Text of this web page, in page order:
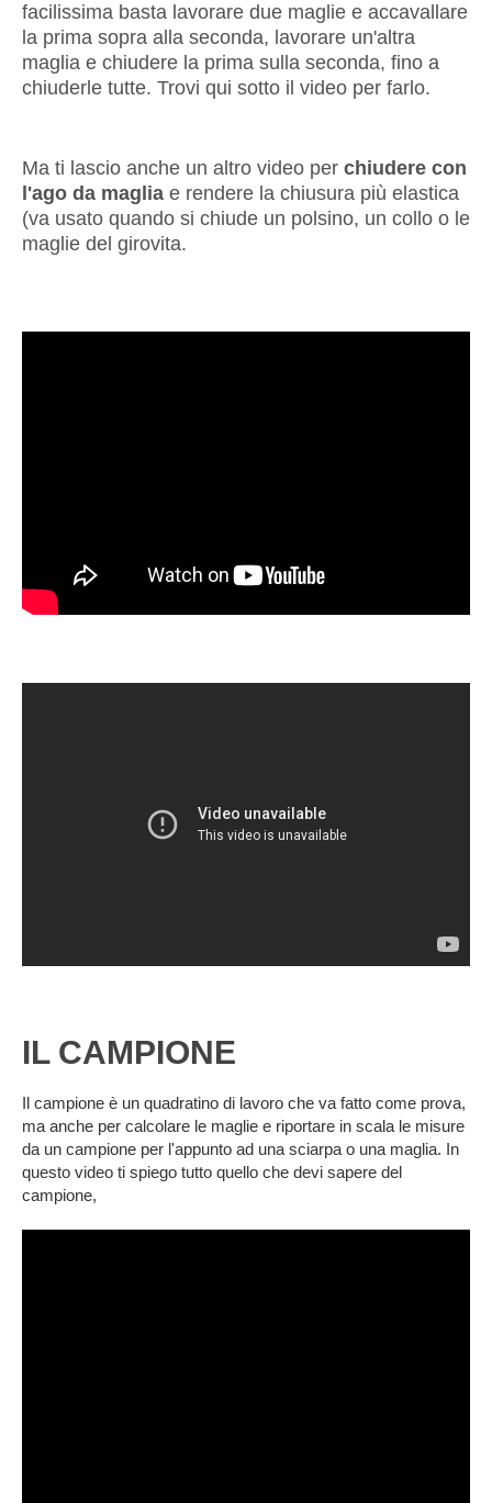
facilissima basta lavorare due maglie e accavallare
la prima sopra alla seconda, lavorare un'altra
maglia e chiudere la prima sulla seconda, fino a
chiuderle tutte. Trovi qui sotto il video per farlo.
Ma ti lascio anche un altro video per chiudere con
l'ago da maglia e rendere la chiusura più elastica
(va usato quando si chiude un polsino, un collo o le
maglie del girovita.
IL CAMPIONE
Il campione è un quadratino di lavoro che va fatto come prova,
ma anche per calcolare le maglie e riportare in scala le misure
da un campione per l'appunto ad una sciarpa o una maglia. In
questo video ti spiego tutto quello che devi sapere del
campione,